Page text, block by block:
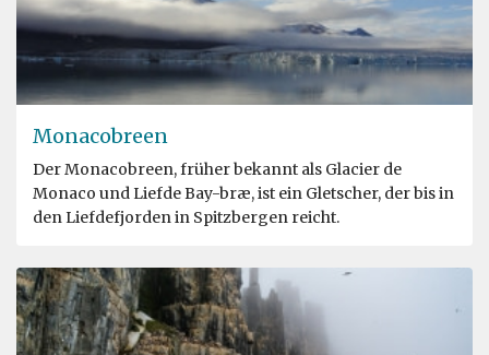
Monacobreen
Der Monacobreen, früher bekannt als Glacier de
Monaco und Liefde Bay-bræ, ist ein Gletscher, der bis in
den Liefdefjorden in Spitzbergen reicht.